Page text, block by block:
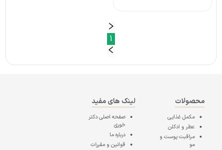
1
محصولات
مکمل غذایی
عطر و ادکلن
مراقبت پوست و
مو
لینک های مفید
صفحه اصلیدکتر
خوری
درباره ما
قوانین و مقررات